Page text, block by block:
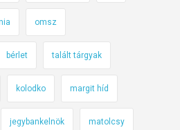
omsz
bérlet talált tárgyak
kolodko margit híd
jegybankelnök matolcsy